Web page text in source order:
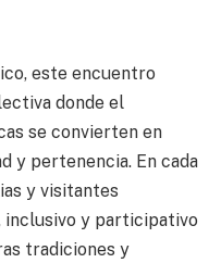
este encuentro
donde el
se convierten en
y pertenencia. En cada
y visitantes
inclusivo y participativo
tradiciones y